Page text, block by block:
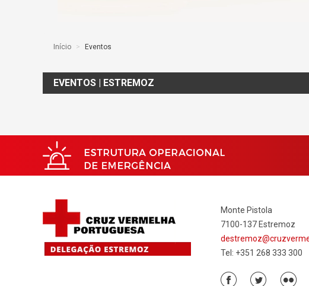
Início > Eventos
EVENTOS | ESTREMOZ
Monte Pistola
7100-137 Estremoz
Tel: +351 268 333 300